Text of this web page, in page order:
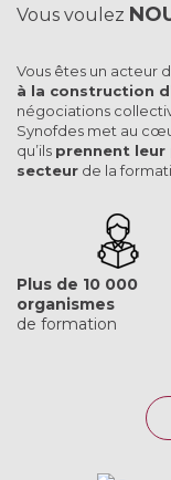
Vous voulez
Vous êtes un acteur
à la construction
négociations
Synofdes met au
qu’ils prennent leur
secteur de la
Plus de 10 000
organismes
de formation